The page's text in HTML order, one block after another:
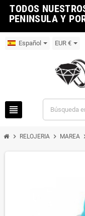
TODOS
PENINSULA Y
Español EUR €
view_headline
chevron_right RELOJERIA chevron_right MAREA